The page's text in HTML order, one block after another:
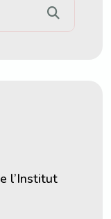
l’Institut